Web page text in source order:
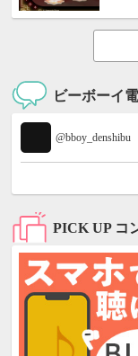
ビーボーイ
@bboy_denshibu
PICK UP コ